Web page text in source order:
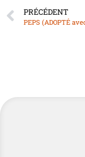
PRÉCÉDENT
PEPS (ADOPTÉ